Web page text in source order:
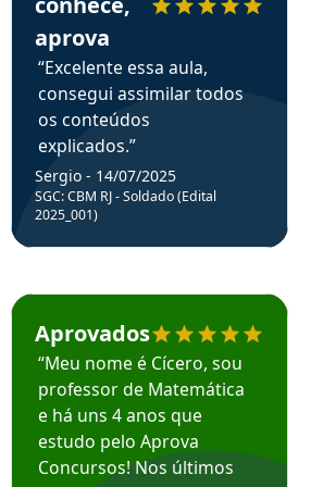
em depoimento
aprova
“Excelente essa aula,
consegui assimilar todos
os conteúdos
explicados.”
Sergio - 14/07/2025
SGC: CBM RJ - Soldado (Edital
2025_001)
Estudante Cicero recomenda o Aprova
Aprovados
“Meu nome é Cícero, sou
professor de Matemática
e há uns 4 anos que
estudo pelo Aprova
Concursos! Nos últimos